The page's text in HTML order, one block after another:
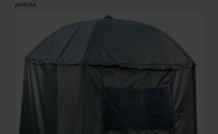
perfeita.